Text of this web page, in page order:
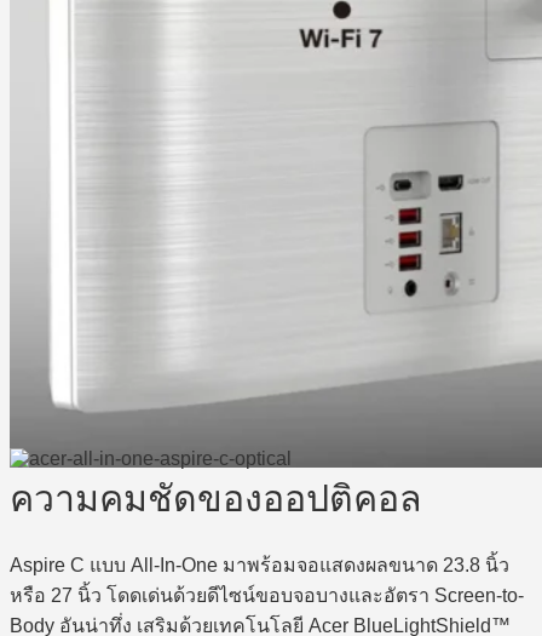
ความคมชัดของออปติคอล
Aspire C แบบ All-In-One มาพร้อมจอแสดงผลขนาด 23.8 นิ้ว
หรือ 27 นิ้ว โดดเด่นด้วยดีไซน์ขอบจอบางและอัตรา Screen-to-
Body อันน่าทึ่ง เสริมด้วยเทคโนโลยี Acer BlueLightShield™